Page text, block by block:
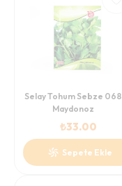
Selay Tohum Sebze 068
Maydonoz
₺33.00
Sepete Ekle